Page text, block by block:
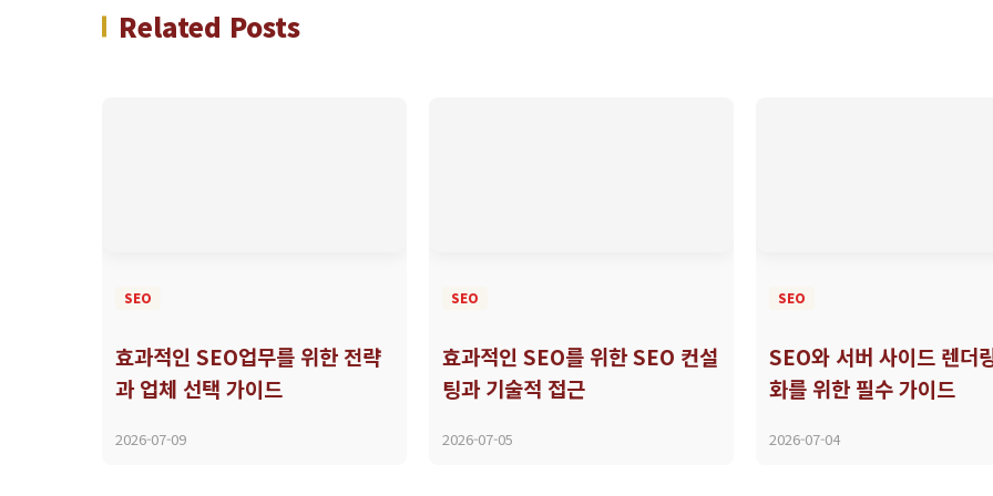
Related Posts
SEO
효과적인 SEO업무를 위한 전략
과 업체 선택 가이드
2026-07-09
SEO
효과적인 SEO를 위한 SEO 컨설
팅과 기술적 접근
2026-07-05
SEO
SEO와 서버 사이드 렌더
화를 위한 필수 가이드
2026-07-04